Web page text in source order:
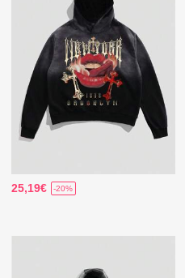
25,19€ -20%